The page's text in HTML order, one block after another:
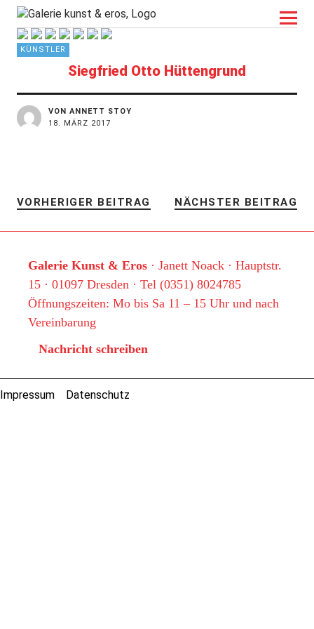
kunst&eros
KÜNSTLER
Siegfried Otto Hüttengrund
VON ANNETT STOY
18. MÄRZ 2017
VORHERIGER BEITRAG NÄCHSTER BEITRAG
Galerie Kunst & Eros · Janett Noack · Hauptstr.
15 · 01097 Dresden · Tel (0351) 8024785
Öffnungszeiten: Mo bis Sa 11 – 15 Uhr und nach
Vereinbarung
Nachricht schreiben
Impressum Datenschutz